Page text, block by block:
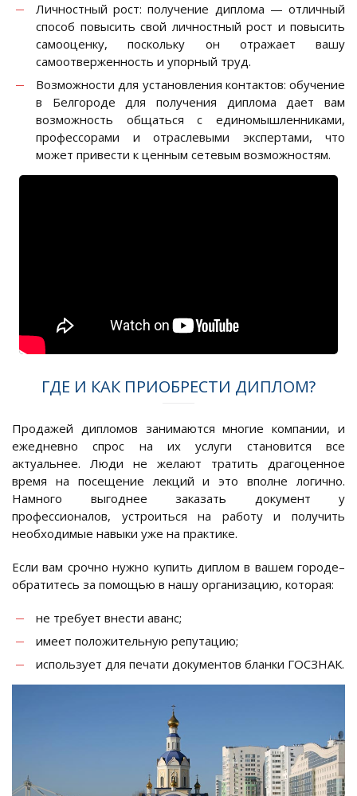
Личностный рост: получение диплома — отличный
способ повысить свой личностный рост и повысить
самооценку, поскольку он отражает вашу
самоотверженность и упорный труд.
Возможности для установления контактов: обучение
в Белгороде для получения диплома дает вам
возможность общаться с единомышленниками,
профессорами и отраслевыми экспертами, что
может привести к ценным сетевым возможностям.
ГДЕ И КАК ПРИОБРЕСТИ ДИПЛОМ?
Продажей дипломов занимаются многие компании, и
ежедневно спрос на их услуги становится все
актуальнее. Люди не желают тратить драгоценное
время на посещение лекций и это вполне логично.
Намного выгоднее заказать документ у
профессионалов, устроиться на работу и получить
необходимые навыки уже на практике.
Если вам срочно нужно купить диплом в вашем городе–
обратитесь за помощью в нашу организацию, которая:
не требует внести аванс;
имеет положительную репутацию;
использует для печати документов бланки ГОСЗНАК.